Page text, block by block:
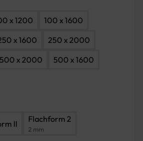
x 1200
100 x 1600
x 1600
250 x 2000
500 x 2000
500 x 1600
II Flachform 2
2 mm